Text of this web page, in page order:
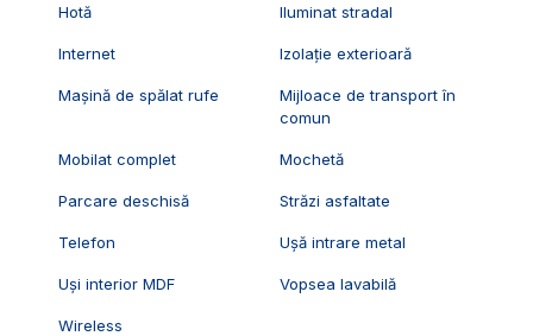
Hotă Iluminat stradal
Internet Izolație exterioară
Mașină de spălat rufe
Mijloace de transport în
comun
Mobilat complet Mochetă
Parcare deschisă Străzi asfaltate
Telefon Ușă intrare metal
Uși interior MDF Vopsea lavabilă
Wireless